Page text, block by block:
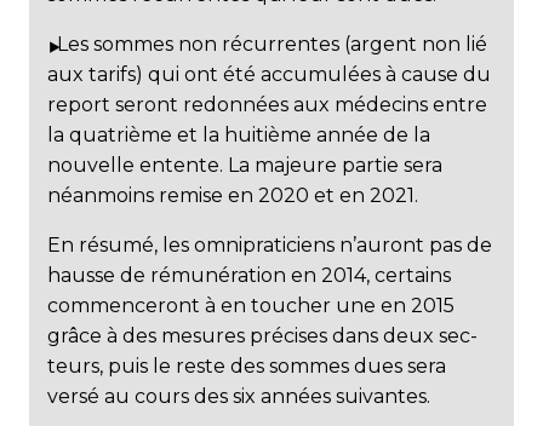
Les sommes non récurrentes (argent non lié
aux tarifs) qui ont été accumulées à cause du
report seront redonnées aux médecins entre
la quatrième et la huitième année de la
nouvelle entente. La majeure partie sera
néanmoins remise en 2020 et en 2021.
En résumé, les omnipraticiens n’auront pas de
hausse de rémunération en 2014, cer­tains
commenceront à en toucher une en 2015
grâce à des mesures précises dans deux sec­
teurs, puis le reste des sommes dues sera
versé au cours des six années suivantes.